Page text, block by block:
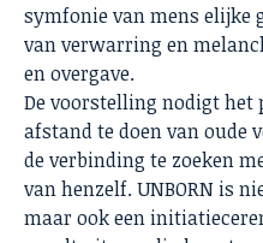
symfonie van mens elijke
van verwarring en
en overgave.
De voorstelling nodigt
afstand te doen van oude
de verbinding te zoeken
van henzelf. UNBORN is
maar ook een